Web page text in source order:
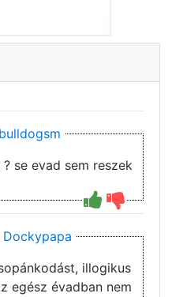
bulldogsm
se evad sem reszek
Dockypapa
illogikus
egész évadban nem